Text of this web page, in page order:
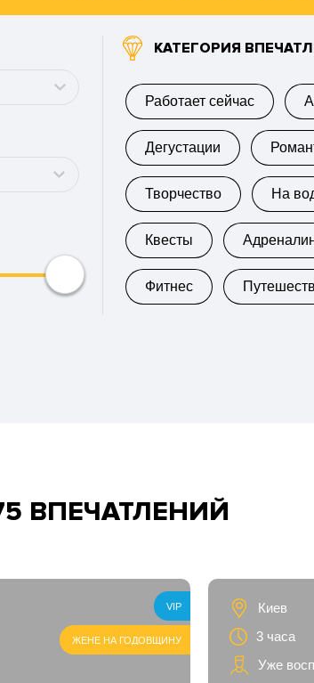
КАТЕГОРИЯ
Работает сейчас
Дегустации
Творчество На
Квесты
Фитнес
ВПЕЧАТЛЕНИЙ
VIP
ЖЕНЕ НА ГОДОВЩИНУ
Киев
3 часа
Уже